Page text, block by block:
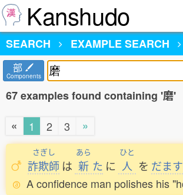
Kanshudo
SEARCH
EXAMPLE SEARCH
部
Components
67 examples found containing '磨'
«
1 2 3 »
さぎし
詐欺師 は
あら
新 た に
ひと
人 を だます
A confidence man polishes his